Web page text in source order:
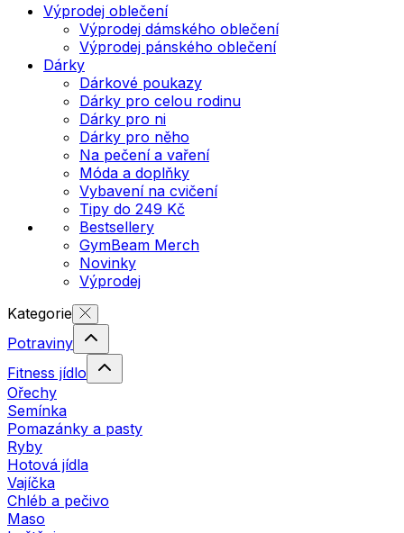
Výprodej oblečení
Výprodej dámského oblečení
Výprodej pánského oblečení
Dárky
Dárkové poukazy
Dárky pro celou rodinu
Dárky pro ni
Dárky pro něho
Na pečení a vaření
Móda a doplňky
Vybavení na cvičení
Tipy do 249 Kč
Bestsellery
GymBeam Merch
Novinky
Výprodej
Kategorie
Potraviny
Fitness jídlo
Ořechy
Semínka
Pomazánky a pasty
Ryby
Hotová jídla
Vajíčka
Chléb a pečivo
Maso